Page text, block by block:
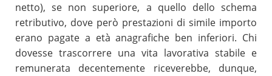
netto), se non superiore, a quello dello schema
retributivo, dove però prestazioni di simile importo
erano pagate a età anagrafiche ben inferiori. Chi
dovesse trascorrere una vita lavorativa stabile e
remunerata decentemente riceverebbe, dunque,